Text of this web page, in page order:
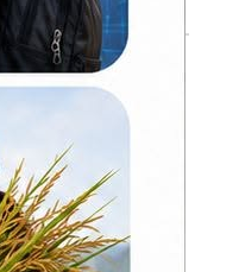
कोइराला निवास
मर्मतका लागि
सरकारले दिएको २
करोड शेखरले गरे
फिर्ता